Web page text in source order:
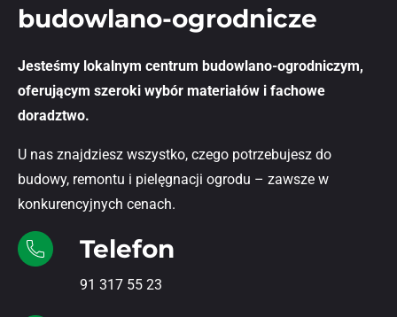
budowlano-ogrodnicze
Jesteśmy lokalnym centrum budowlano-ogrodniczym,
oferującym szeroki wybór materiałów i fachowe
doradztwo.
U nas znajdziesz wszystko, czego potrzebujesz do
budowy, remontu i pielęgnacji ogrodu – zawsze w
konkurencyjnych cenach.
Telefon
91 317 55 23